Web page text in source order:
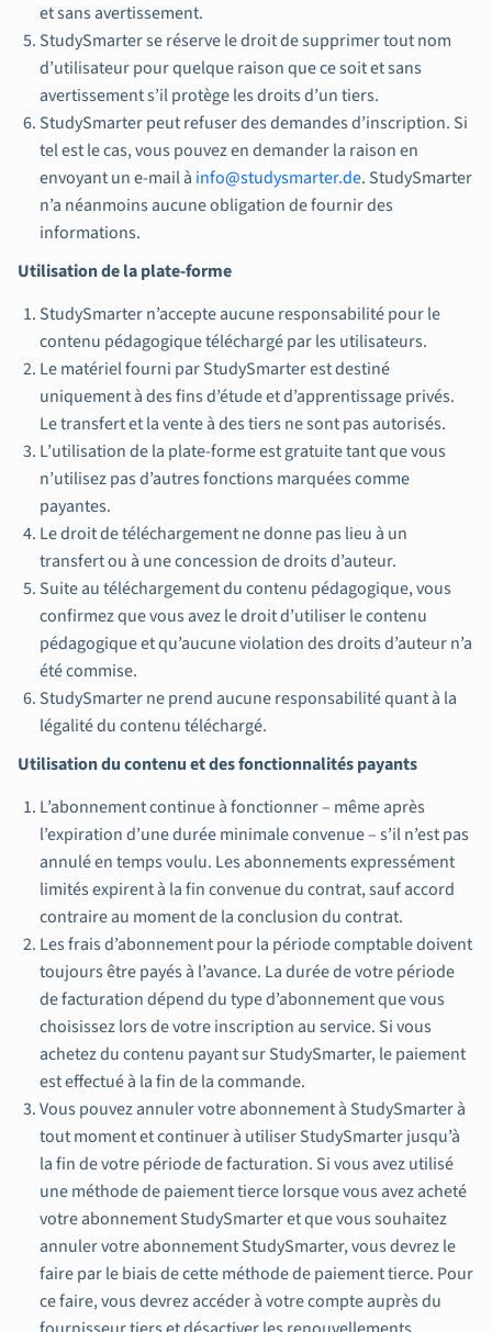
et sans avertissement.
StudySmarter se réserve le droit de supprimer tout nom
d’utilisateur pour quelque raison que ce soit et sans
avertissement s’il protège les droits d’un tiers.
StudySmarter peut refuser des demandes d’inscription. Si
tel est le cas, vous pouvez en demander la raison en
envoyant un e-mail à info@studysmarter.de. StudySmarter
n’a néanmoins aucune obligation de fournir des
informations.
Utilisation de la plate-forme
StudySmarter n’accepte aucune responsabilité pour le
contenu pédagogique téléchargé par les utilisateurs.
Le matériel fourni par StudySmarter est destiné
uniquement à des fins d’étude et d’apprentissage privés.
Le transfert et la vente à des tiers ne sont pas autorisés.
L’utilisation de la plate-forme est gratuite tant que vous
n’utilisez pas d’autres fonctions marquées comme
payantes.
Le droit de téléchargement ne donne pas lieu à un
transfert ou à une concession de droits d’auteur.
Suite au téléchargement du contenu pédagogique, vous
confirmez que vous avez le droit d’utiliser le contenu
pédagogique et qu’aucune violation des droits d’auteur n’a
été commise.
StudySmarter ne prend aucune responsabilité quant à la
légalité du contenu téléchargé.
Utilisation du contenu et des fonctionnalités payants
L’abonnement continue à fonctionner – même après
l’expiration d’une durée minimale convenue – s’il n’est pas
annulé en temps voulu. Les abonnements expressément
limités expirent à la fin convenue du contrat, sauf accord
contraire au moment de la conclusion du contrat.
Les frais d’abonnement pour la période comptable doivent
toujours être payés à l’avance. La durée de votre période
de facturation dépend du type d’abonnement que vous
choisissez lors de votre inscription au service. Si vous
achetez du contenu payant sur StudySmarter, le paiement
est effectué à la fin de la commande.
Vous pouvez annuler votre abonnement à StudySmarter à
tout moment et continuer à utiliser StudySmarter jusqu’à
la fin de votre période de facturation. Si vous avez utilisé
une méthode de paiement tierce lorsque vous avez acheté
votre abonnement StudySmarter et que vous souhaitez
annuler votre abonnement StudySmarter, vous devrez le
faire par le biais de cette méthode de paiement tierce. Pour
ce faire, vous devrez accéder à votre compte auprès du